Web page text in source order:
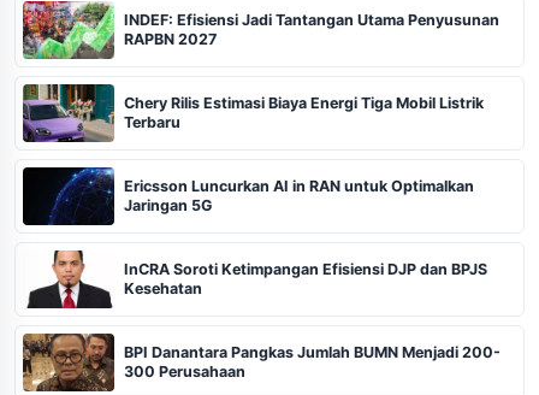
INDEF: Efisiensi Jadi Tantangan Utama Penyusunan
RAPBN 2027
Chery Rilis Estimasi Biaya Energi Tiga Mobil Listrik
Terbaru
Ericsson Luncurkan AI in RAN untuk Optimalkan
Jaringan 5G
InCRA Soroti Ketimpangan Efisiensi DJP dan BPJS
Kesehatan
BPI Danantara Pangkas Jumlah BUMN Menjadi 200-
300 Perusahaan